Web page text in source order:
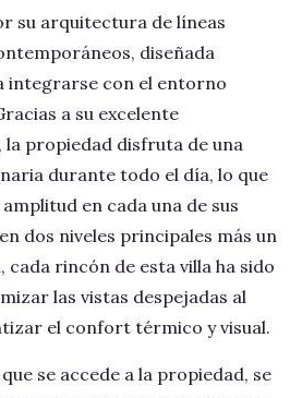
su arquitectura de líneas
diseñada
integrarse con el entorno
a su excelente
propiedad disfruta de una
durante todo el día, lo que
en cada una de sus
dos niveles principales más un
rincón de esta villa ha sido
las vistas despejadas al
el confort térmico y visual.
se accede a la propiedad, se